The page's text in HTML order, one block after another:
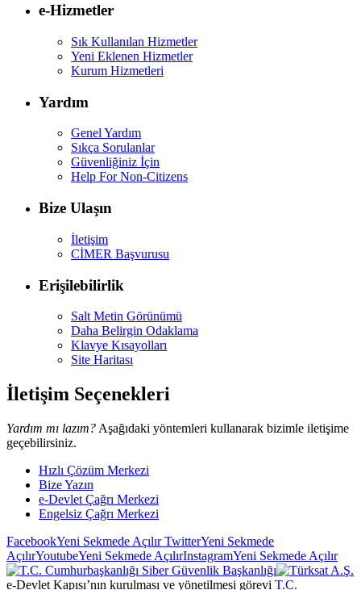
e-Hizmetler
Sık Kullanılan Hizmetler
Yeni Eklenen Hizmetler
Kurum Hizmetleri
Yardım
Genel Yardım
Sıkça Sorulanlar
Güvenliğiniz İçin
Help For Non-Citizens
Bize Ulaşın
İletişim
CİMER Başvurusu
Erişilebilirlik
Salt Metin Görünümü
Daha Belirgin Odaklama
Klavye Kısayolları
Site Haritası
İletişim Seçenekleri
Yardım mı lazım? Aşağıdaki yöntemleri kullanarak bizimle iletişime
geçebilirsiniz.
Hızlı Çözüm Merkezi
Bize Yazın
e-Devlet Çağrı Merkezi
Engelsiz Çağrı Merkezi
FacebookYeni Sekmede AçılırTwitterYeni Sekmede
AçılırYoutubeYeni Sekmede AçılırInstagramYeni Sekmede Açılır
e-Devlet Kapısı’nın kurulması ve yönetilmesi görevi T.C.